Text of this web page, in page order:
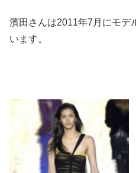
濱田さんは2011年7月にモデ
います。